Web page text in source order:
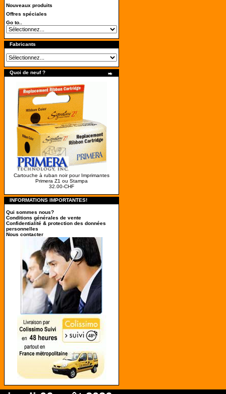
Nouveaux produits
Offres spéciales
Go to..
Fabricants
Quoi de neuf ?
Cartouche à ruban noir pour Imprimantes
Primera Z1 ou Stampa
32.00-CHF
INFORMATIONS IMPORTANTES!
Qui sommes nous?
Conditions générales de vente
Confidentialité & protection des données
personnelles
Nous contacter